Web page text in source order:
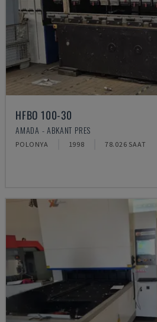
HFBO 100-30
AMADA - ABKANT PRES
POLONYA 1998 78.026 SAAT